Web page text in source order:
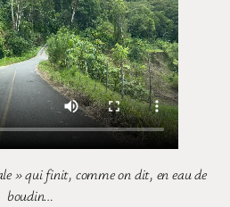
» qui finit, comme on dit, en eau de
boudin…